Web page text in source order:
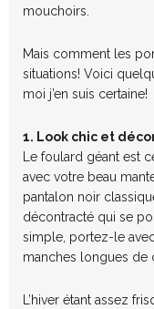
mouchoirs.
Mais comment les
situations! Voici
moi j’en suis certaine!
1. Look chic et
Le foulard géant est
avec votre beau
pantalon noir
décontracté qui se
simple, portez-le
manches longues de
L’hiver étant assez